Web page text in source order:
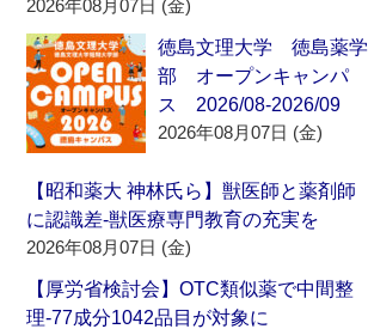
2026年08月07日 (金)
徳島文理大学 徳島薬学
部 オープンキャンパ
ス 2026/08-2026/09
2026年08月07日 (金)
【昭和薬大 神林氏ら】獣医師と薬剤師
に認識差‐獣医療専門教育の充実を
2026年08月07日 (金)
【厚労省検討会】OTC類似薬で中間整
理‐77成分1042品目が対象に